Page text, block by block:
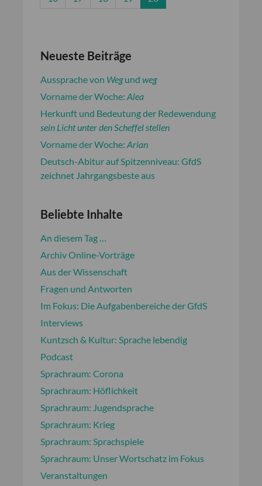
Neueste Beiträge
Aussprache von Wegund weg
Vorname der Woche: Alea
Herkunft und Bedeutung der Redewendung
sein Licht unter den Scheffel stellen
Vorname der Woche: Arian
Deutsch-Abitur auf Spitzenniveau: GfdS
zeichnet Jahrgangsbeste aus
Beliebte Inhalte
An diesem Tag …
Archiv Online-Vorträge
Aus der Wissenschaft
Fragen und Antworten
Im Fokus: Die Aufgabenbereiche der GfdS
Interviews
Kuntzsch & Kultur: Sprache lebendig
Podcast
Sprachraum: Corona
Sprachraum: Höflichkeit
Sprachraum: Jugendsprache
Sprachraum: Krieg
Sprachraum: Sprachspiele
Sprachraum: Unser Wortschatz im Fokus
Veranstaltungen